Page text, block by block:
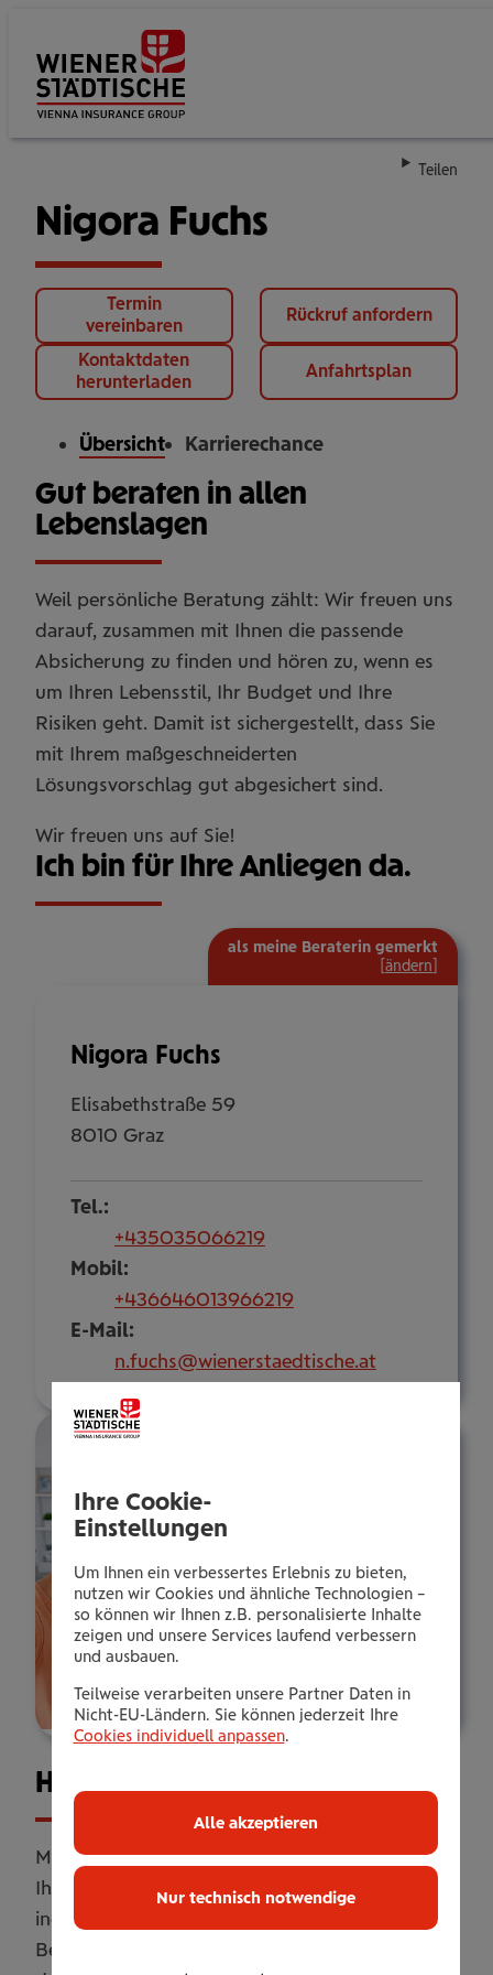
Teilen
Nigora Fuchs
Termin
vereinbaren
Rückruf anfordern
Kontaktdaten
herunterladen
Anfahrtsplan
Übersicht Karrierechance
Gut beraten in allen
Lebenslagen
Weil persönliche Beratung zählt: Wir freuen uns
darauf, zusammen mit Ihnen die passende
Absicherung zu finden und hören zu, wenn es
um Ihren Lebensstil, Ihr Budget und Ihre
Risiken geht. Damit ist sichergestellt, dass Sie
mit Ihrem maßgeschneiderten
Lösungsvorschlag gut abgesichert sind.
Wir freuen uns auf Sie!
Ich bin für Ihre Anliegen da.
Nigora Fuchs
Elisabethstraße 59
8010 Graz
Tel.:
+435035066219
Mobil:
+436646013966219
E-Mail:
n.fuchs@wienerstaedtische.at
als meine Beraterin gemerkt
ändern
Haus­halts­ver­si­che­rung
Mit unserer Haushaltsversicherung sichern Sie
Ihr Zuhause umfassend ab. Online oder
individuell erweitert mit persönlicher
Betreuung. Flexibel anpassbar, damit Sie genau
Ihre Cookie-
Einstellungen
Um Ihnen ein verbessertes Erlebnis zu bieten,
nutzen wir Cookies und ähnliche Technologien –
so können wir Ihnen z.B. personalisierte Inhalte
zeigen und unsere Services laufend verbessern
und ausbauen.
Teilweise verarbeiten unsere Partner Daten in
Nicht-EU-Ländern. Sie können jederzeit Ihre
Cookies individuell anpassen.
Nur technisch notwendige
Alle akzeptieren